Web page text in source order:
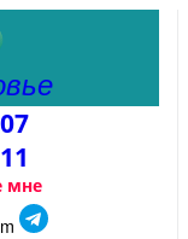
мне